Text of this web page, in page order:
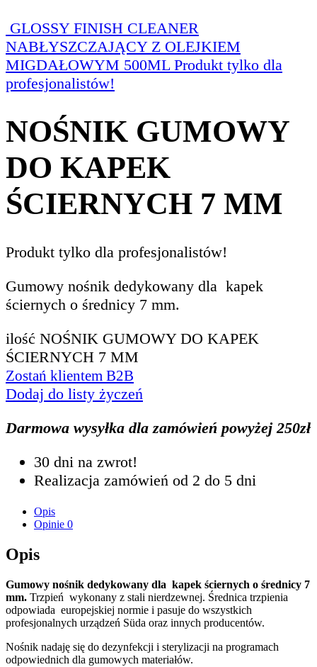
GLOSSY FINISH CLEANER
NABŁYSZCZAJĄCY Z OLEJKIEM
MIGDAŁOWYM 500ML Produkt tylko dla
profesjonalistów!
NOŚNIK GUMOWY
DO KAPEK
ŚCIERNYCH 7 MM
Produkt tylko dla profesjonalistów!
Gumowy nośnik dedykowany dla kapek
ściernych o średnicy 7 mm.
ilość NOŚNIK GUMOWY DO KAPEK
ŚCIERNYCH 7 MM
Zostań klientem B2B
Dodaj do listy życzeń
Darmowa wysyłka dla zamówień powyżej 250zł
30 dni na zwrot!
Realizacja zamówień od 2 do 5 dni
Opis
Opinie 0
Opis
Gumowy nośnik dedykowany dla kapek ściernych o średnicy 7
mm. Trzpień wykonany z stali nierdzewnej. Średnica trzpienia
odpowiada europejskiej normie i pasuje do wszystkich
profesjonalnych urządzeń Süda oraz innych producentów.
Nośnik nadaję się do dezynfekcji i sterylizacji na programach
odpowiednich dla gumowych materiałów.